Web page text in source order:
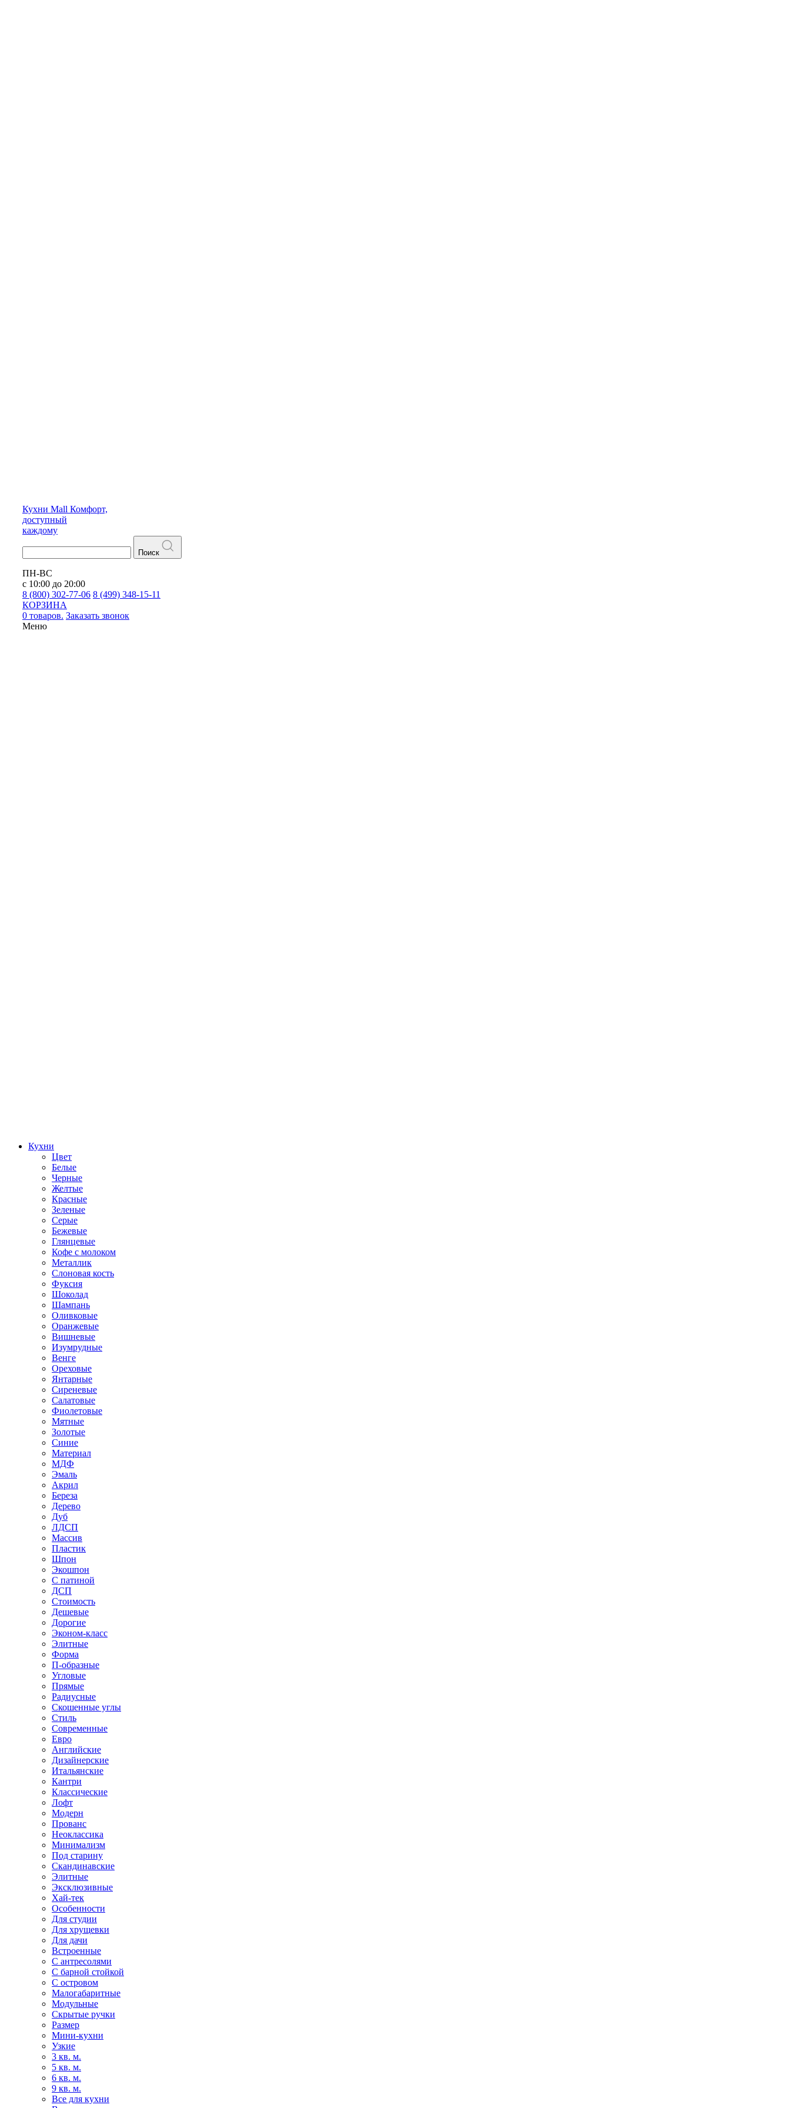
Кухни Mall Комфорт,
доступный
каждому
Поиск
ПН-ВС
с 10:00 до 20:00
8 (800) 302-77-06 8 (499) 348-15-11
КОРЗИНА
0 товаров. Заказать звонок
Меню
Кухни
Цвет
Белые
Черные
Желтые
Красные
Зеленые
Серые
Бежевые
Глянцевые
Кофе с молоком
Металлик
Слоновая кость
Фуксия
Шоколад
Шампань
Оливковые
Оранжевые
Вишневые
Изумрудные
Венге
Ореховые
Янтарные
Сиреневые
Салатовые
Фиолетовые
Мятные
Золотые
Синие
Материал
МДФ
Эмаль
Акрил
Береза
Дерево
Дуб
ЛДСП
Массив
Пластик
Шпон
Экошпон
С патиной
ДСП
Стоимость
Дешевые
Дорогие
Эконом-класс
Элитные
Форма
П-образные
Угловые
Прямые
Радиусные
Скошенные углы
Стиль
Современные
Евро
Английские
Дизайнерские
Итальянские
Кантри
Классические
Лофт
Модерн
Прованс
Неоклассика
Минимализм
Под старину
Скандинавские
Элитные
Эксклюзивные
Хай-тек
Особенности
Для студии
Для хрущевки
Для дачи
Встроенные
С антресолями
С барной стойкой
С островом
Малогабаритные
Модульные
Скрытые ручки
Размер
Мини-кухни
Узкие
3 кв. м.
5 кв. м.
6 кв. м.
9 кв. м.
Все для кухни